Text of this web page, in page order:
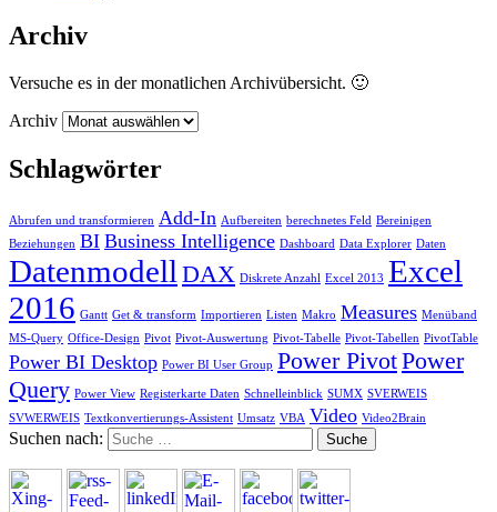
Archiv
Versuche es in der monatlichen Archivübersicht. 🙂
Archiv
Schlagwörter
Abrufen und transformieren Add-In Aufbereiten berechnetes Feld Bereinigen
Beziehungen BI Business Intelligence Dashboard Data Explorer Daten
Datenmodell DAX Diskrete Anzahl Excel 2013 Excel
2016 Gantt Get & transform Importieren Listen Makro Measures Menüband
MS-Query Office-Design Pivot Pivot-Auswertung Pivot-Tabelle Pivot-Tabellen PivotTable
Power BI Desktop Power BI User Group Power PivotPower
Query Power View Registerkarte Daten Schnelleinblick SUMX SVERWEIS
SVWERWEIS Textkonvertierungs-Assistent Umsatz VBA Video Video2Brain
Suchen nach: